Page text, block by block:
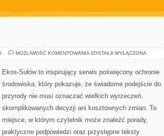
MOŻLIWOŚĆ KOMENTOWANIA ZIELONA
ZOSTAŁA WYŁĄCZONA
Ekos-Sułów to inspirujący serwis poświęcony ochronie
środowiska, który pokazuje, że świadome podejście do
przyrody nie musi oznaczać wielkich wyrzeczeń,
skomplikowanych decyzji ani kosztownych zmian. To
miejsce, w którym czytelnik może znaleźć porady,
praktyczne podpowiedzi oraz przystępne teksty